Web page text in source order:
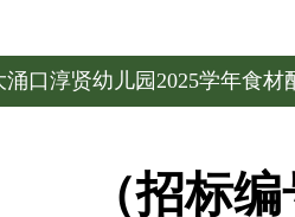
口淳贤幼儿园2025学年食
（招标编